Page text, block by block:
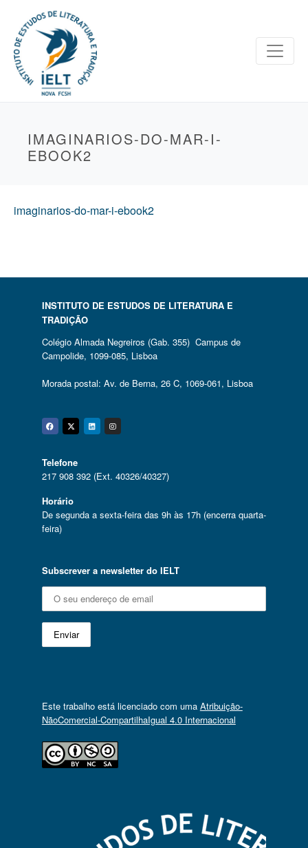
IMAGINARIOS-DO-MAR-I-
EBOOK2
imaginarios-do-mar-i-ebook2
INSTITUTO DE ESTUDOS DE LITERATURA E
TRADIÇÃO
Colégio Almada Negreiros (Gab. 355) Campus de
Campolide, 1099-085, Lisboa
Morada postal: Av. de Berna, 26 C, 1069-061, Lisboa
Facebook
Twitter
Linkedin
Instagram
Telefone
217 908 392 (Ext. 40326/40327)
Horário
De segunda a sexta-feira das 9h às 17h (encerra quarta-
feira)
Subscrever a newsletter do IELT
Este trabalho está licenciado com uma Atribuição-
NãoComercial-CompartilhaIgual 4.0 Internacional